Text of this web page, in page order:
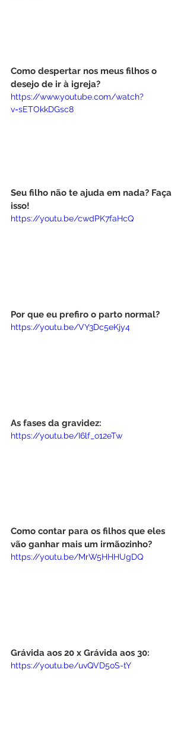
Como despertar nos meus filhos o
desejo de ir à igreja?
https://www.youtube.com/watch?
v=sETOkkDGsc8
Seu filho não te ajuda em nada? Faça
isso!
https://youtu.be/cwdPK7faHcQ
Por que eu prefiro o parto normal?
https://youtu.be/VY3Dc5eKjy4
As fases da gravidez:
https://youtu.be/I6lf_o12eTw
Como contar para os filhos que eles
vão ganhar mais um irmãozinho?
https://youtu.be/MrW5HHHUgDQ
Grávida aos 20 x Grávida aos 30:
https://youtu.be/uvQVD5oS-tY